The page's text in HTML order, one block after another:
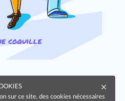
coquille
sur ce site, des cookies nécessaires